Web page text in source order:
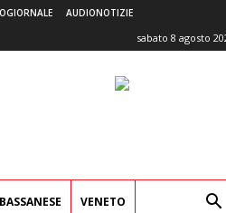
AUDIONOTIZIE
sabato 8 agosto
BASSANESE VENETO